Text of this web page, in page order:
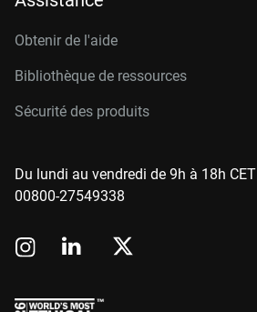
Obtenir de l'aide
Bibliothèque de ressources
Sécurité des produits
Du lundi au vendredi de 9h à 18h CET
00800-27549338